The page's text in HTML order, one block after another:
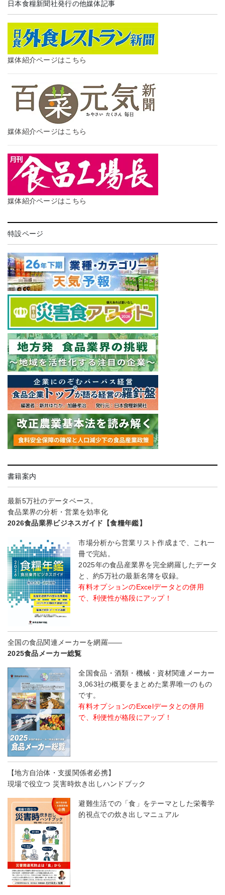
日本食糧新聞社発行の他媒体記事
媒体紹介ページはこちら
媒体紹介ページはこちら
媒体紹介ページはこちら
特設ページ
書籍案内
最新5万社のデータベース。
食品業界の分析・営業を効率化
2026食品業界ビジネスガイド【食糧年鑑】
市場分析から営業リスト作成まで、これ一
冊で完結。
2025年の食品産業界を完全網羅したデータ
と、約5万社の最新名簿を収録。
有料オプションのExcelデータとの併用
で、利便性が格段にアップ！
全国の食品関連メーカーを網羅――
2025食品メーカー総覧
全国食品・酒類・機械・資材関連メーカー
3,063社の概要をまとめた業界唯一のもの
です。
有料オプションのExcelデータとの併用
で、利便性が格段にアップ！
【地方自治体・支援関係者必携】
現場で役立つ 災害時炊き出しハンドブック
避難生活での「食」をテーマとした栄養学
的視点での炊き出しマニュアル